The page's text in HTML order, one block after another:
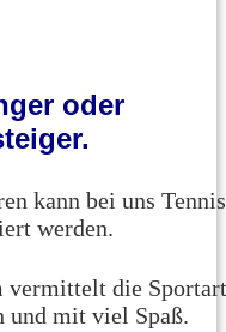
oder
kann bei uns Tennis
werden.
vermittelt die Sportart
und mit viel Spaß.